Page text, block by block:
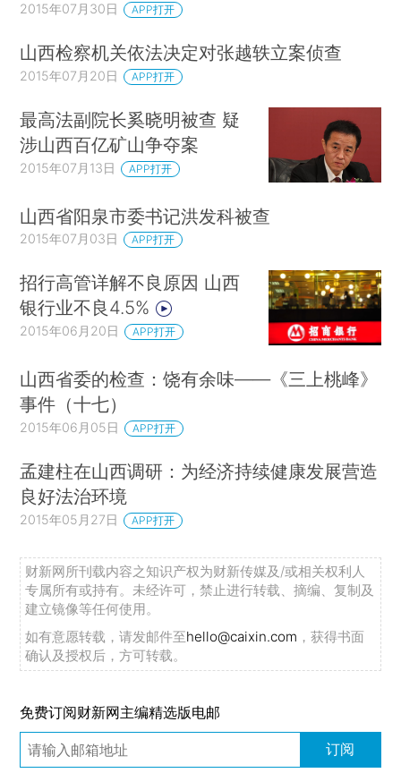
2015年07月30日 APP打开
山西检察机关依法决定对张越轶立案侦查
2015年07月20日 APP打开
最高法副院长奚晓明被查 疑
涉山西百亿矿山争夺案
2015年07月13日 APP打开
山西省阳泉市委书记洪发科被查
2015年07月03日 APP打开
招行高管详解不良原因 山西
银行业不良4.5%
2015年06月20日 APP打开
山西省委的检查：饶有余味——《三上桃峰》
事件（十七）
2015年06月05日 APP打开
孟建柱在山西调研：为经济持续健康发展营造
良好法治环境
2015年05月27日 APP打开
财新网所刊载内容之知识产权为财新传媒及/或相关权利人
专属所有或持有。未经许可，禁止进行转载、摘编、复制及
建立镜像等任何使用。
如有意愿转载，请发邮件至hello@caixin.com ，获得书面
确认及授权后，方可转载。
免费订阅财新网主编精选版电邮
订阅